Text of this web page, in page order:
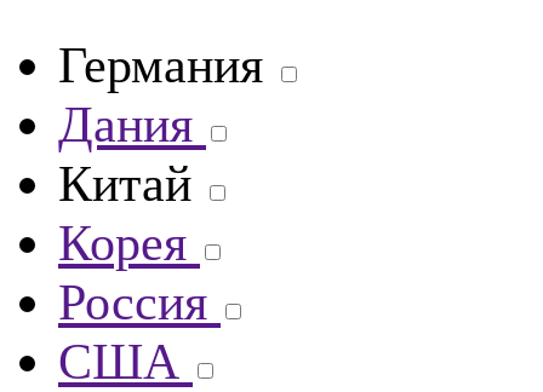
Германия
Дания
Китай
Корея
Россия
США